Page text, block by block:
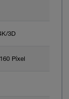
3D
Píxel